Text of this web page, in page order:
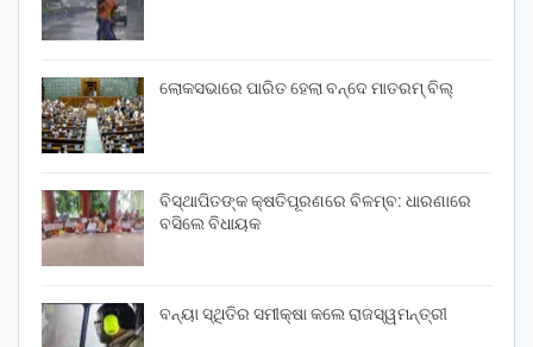
ଲୋକସଭାରେ ପାରିତ ହେଲା ବନ୍ଦେ ମାତରମ୍‌ ବିଲ୍‌
ବିସ୍ଥାପିତଙ୍କ କ୍ଷତିପୂରଣରେ ବିଳମ୍ବ: ଧାରଣାରେ
ବସିଲେ ବିଧାୟକ
ବନ୍ୟା ସ୍ଥିତିର ସମୀକ୍ଷା କଲେ ରାଜସ୍ୱମନ୍ତ୍ରୀ